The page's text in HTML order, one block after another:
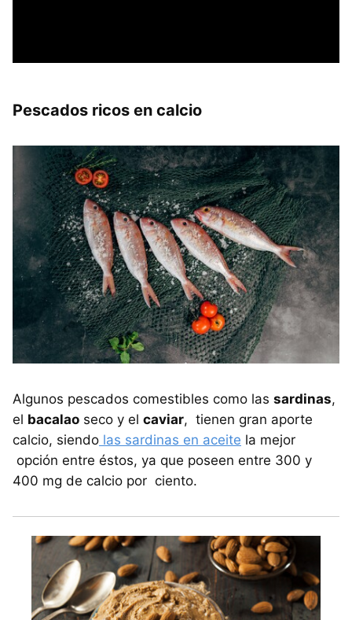
Pescados ricos en calcio
Algunos pescados comestibles como las sardinas,
el bacalao seco y el caviar, tienen gran aporte
calcio, siendo las sardinas en aceite la mejor
opción entre éstos, ya que poseen entre 300 y
400 mg de calcio por ciento.